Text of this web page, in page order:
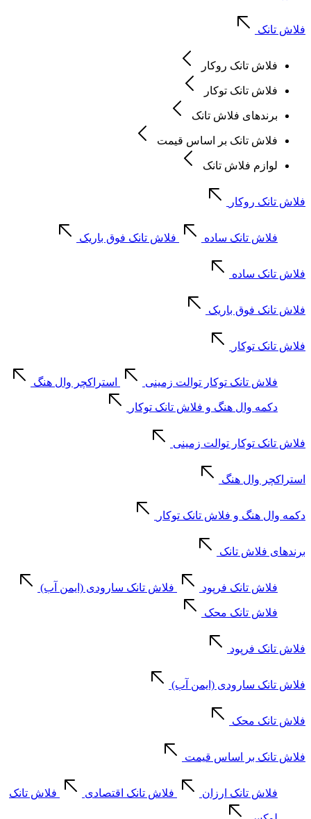
فلاش تانک
فلاش تانک روکار
فلاش تانک توکار
برندهای فلاش تانک
فلاش تانک بر اساس قیمت
لوازم فلاش تانک
فلاش تانک روکار
فلاش تانک ساده فلاش تانک فوق باریک
فلاش تانک ساده
فلاش تانک فوق باریک
فلاش تانک توکار
فلاش تانک توکار توالت زمینی استراکچر وال هنگ
دکمه وال هنگ و فلاش تانک توکار
فلاش تانک توکار توالت زمینی
استراکچر وال هنگ
دکمه وال هنگ و فلاش تانک توکار
برندهای فلاش تانک
فلاش تانک فرپود فلاش تانک سارودی (ایمن آب)
فلاش تانک محک
فلاش تانک فرپود
فلاش تانک سارودی (ایمن آب)
فلاش تانک محک
فلاش تانک بر اساس قیمت
فلاش تانک ارزان فلاش تانک اقتصادی فلاش تانک